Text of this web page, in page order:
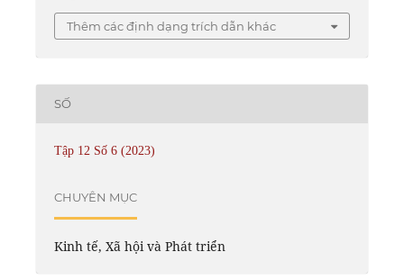
Thêm các định dạng trích dẫn khác
SỐ
Tập 12 Số 6 (2023)
CHUYÊN MỤC
Kinh tế, Xã hội và Phát triển